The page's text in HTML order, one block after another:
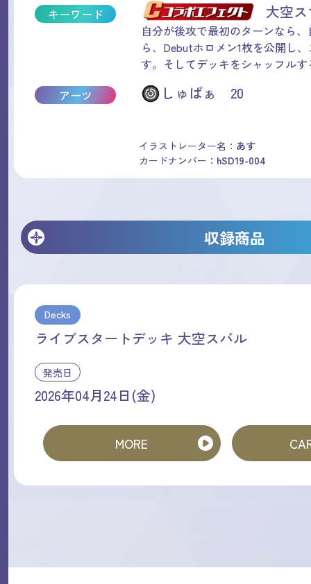
キーワード 大空
自分が後攻で最初のターンなら
ら、Debutホロメン1枚を公開し
す。そしてデッキをシャッフルす
アーツ
しゅばぁ 20
イラストレーター名： あす
カードナンバー： hSD19-004
収録商品
Decks
ライブスタートデッキ 大空スバル
発売日
2026年04月24日(金)
MORE